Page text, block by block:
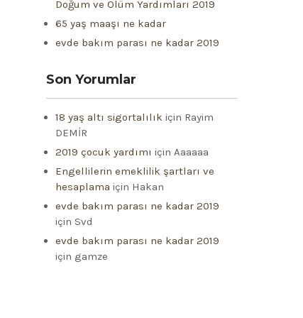
Doğum ve Ölüm Yardımları 2019
65 yaş maaşı ne kadar
evde bakım parası ne kadar 2019
Son Yorumlar
18 yaş altı sigortalılık için Rayim
DEMİR
2019 çocuk yardımı için Aaaaaa
Engellilerin emeklilik şartları ve
hesaplama için Hakan
evde bakım parası ne kadar 2019
için Svd
evde bakım parası ne kadar 2019
için gamze